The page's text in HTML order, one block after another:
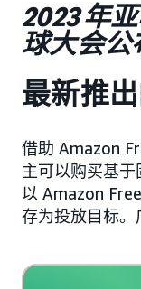
2023 年
球大会公
最新推
借助 Amazon
主可以购买基
以 Amazon
存为投放目标。